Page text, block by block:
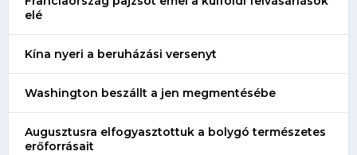
elé
Kína nyeri a beruházási versenyt
Washington beszállt a jen megmentésébe
Augusztusra elfogyasztottuk a bolygó természetes
erőforrásait